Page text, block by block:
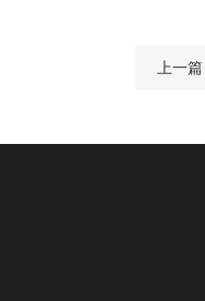
上一